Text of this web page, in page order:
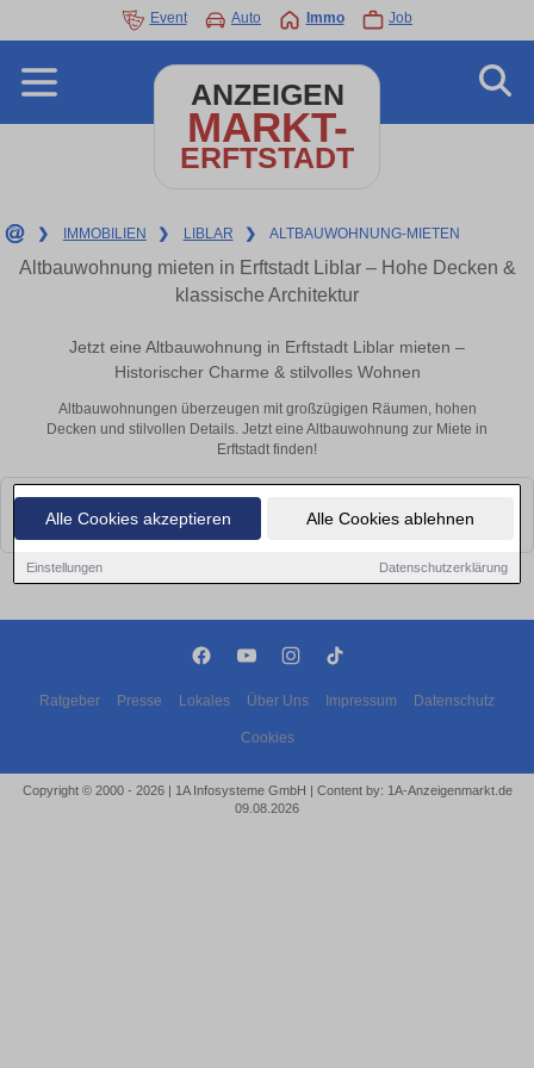
Alle Cookies akzeptieren Alle Cookies ablehnen
Einstellungen Datenschutzerklärung
Event Auto Immo Job
ANZEIGEN
MARKT-
ERFTSTADT
❯ IMMOBILIEN ❯ LIBLAR ❯ ALTBAUWOHNUNG-MIETEN
Altbauwohnung mieten in Erftstadt Liblar – Hohe Decken &
klassische Architektur
Jetzt eine Altbauwohnung in Erftstadt Liblar mieten –
Historischer Charme & stilvolles Wohnen
Altbauwohnungen überzeugen mit großzügigen Räumen, hohen
Decken und stilvollen Details. Jetzt eine Altbauwohnung zur Miete in
Erftstadt finden!
Leider konnten wir derzeit keine passenden Objekte finden. Schauen Sie
bald wieder vorbei!
Ratgeber Presse Lokales Über Uns Impressum Datenschutz
Cookies
Copyright © 2000 - 2026 | 1A Infosysteme GmbH | Content by: 1A-Anzeigenmarkt.de
09.08.2026